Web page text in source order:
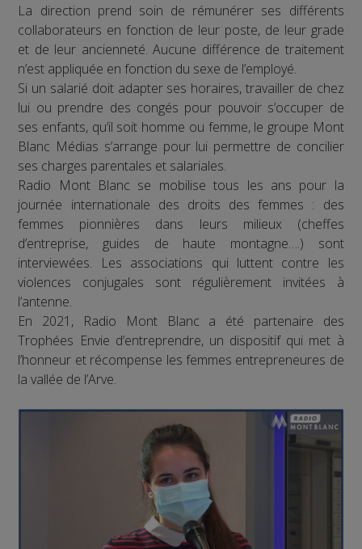
La direction prend soin de rémunérer ses différents
collaborateurs en fonction de leur poste, de leur grade
et de leur ancienneté. Aucune différence de traitement
n’est appliquée en fonction du sexe de l’employé.
Si un salarié doit adapter ses horaires, travailler de chez
lui ou prendre des congés pour pouvoir s’occuper de
ses enfants, qu’il soit homme ou femme, le groupe Mont
Blanc Médias s’arrange pour lui permettre de concilier
ses charges parentales et salariales.
Radio Mont Blanc se mobilise tous les ans pour la
journée internationale des droits des femmes : des
femmes pionnières dans leurs milieux (cheffes
d’entreprise, guides de haute montagne….) sont
interviewées. Les associations qui luttent contre les
violences conjugales sont régulièrement invitées à
l’antenne.
En 2021, Radio Mont Blanc a été partenaire des
Trophées Envie d’entreprendre, un dispositif qui met à
l’honneur et récompense les femmes entrepreneures de
la vallée de l’Arve.